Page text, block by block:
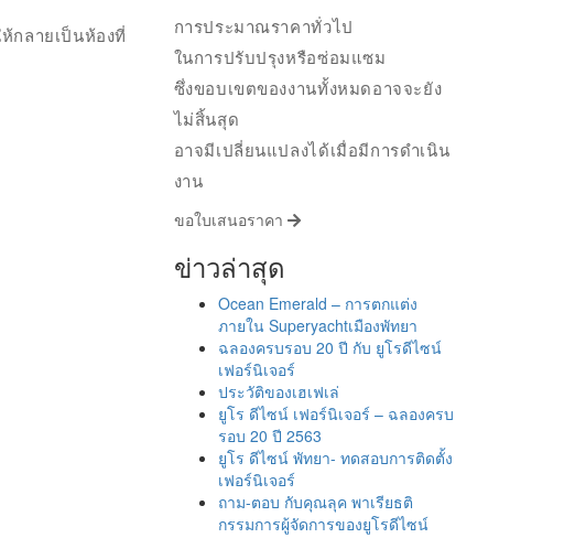
กลายเป็นห้องที่
การประมาณราคาทั่วไป
ในการปรับปรุงหรือซ่อมแซม
ซึ่งขอบเขตของงานทั้งหมดอาจจะยัง
ไม่สิ้นสุด
อาจมีเปลี่ยนแปลงได้เมื่อมีการดำเนิน
งาน
ขอใบเสนอราคา
ข่าวล่าสุด
Ocean Emerald – การตกแต่ง
ภายใน Superyachtเมืองพัทยา
ฉลองครบรอบ 20 ปี กับ ยูโรดีไซน์
เฟอร์นิเจอร์
ประวัติของเฮเฟเล่
ยูโร ดีไซน์ เฟอร์นิเจอร์ – ฉลองครบ
รอบ 20 ปี 2563
ยูโร ดีไซน์ พัทยา- ทดสอบการติดตั้ง
เฟอร์นิเจอร์
ถาม-ตอบ กับคุณลุค พาเรียธติ
กรรมการผู้จัดการของยูโรดีไซน์